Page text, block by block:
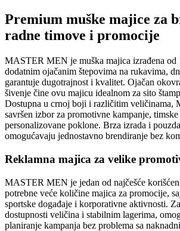
Premium muške majice za
radne timove i promocije
MASTER MEN je muška majica izrađena od
dodatnim ojačanim štepovima na rukavima,
garantuje dugotrajnost i kvalitet. Ojačan
šivenje čine ovu majicu idealnom za sito
Dostupna u crnoj boji i različitim veličinama,
savršen izbor za promotivne kampanje,
personalizovane poklone. Brza izrada i
omogućavaju jednostavno brendiranje bez
Reklamna majica za velike
MASTER MEN je jedan od najčešće
potrebne veće količine majica za promocije,
sportske događaje i korporativne aktivnosti.
dostupnosti veličina i stabilnim lagerima,
planiranje kampanja bez problema sa